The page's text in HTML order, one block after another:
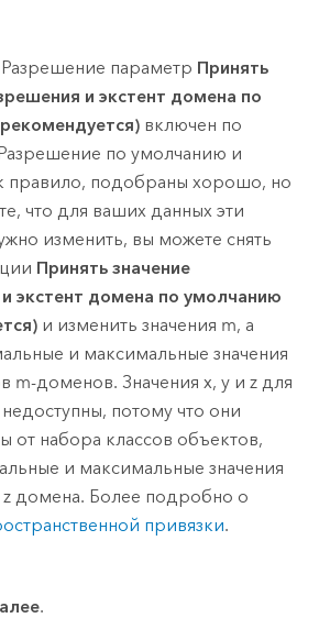
параметр Принять
и экстент домена по
включен по
по умолчанию и
правило, подобраны хорошо, но
что для ваших данных эти
изменить, вы можете снять
Принять значение
экстент домена по умолчанию
и изменить значения m, а
и максимальные значения
m-доменов. Значения x, y и z для
потому что они
от набора классов объектов,
и максимальные значения
z домена. Более подробно о
привязки.
.